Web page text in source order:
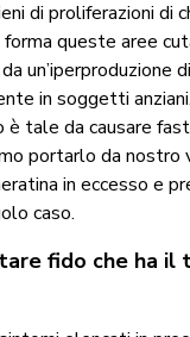
di proliferazioni di
queste aree
un’iperproduzione
in soggetti
è tale da causare
portarlo da nostro
in eccesso e
caso.
fido che ha